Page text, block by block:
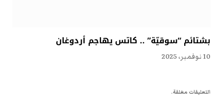
بشتائم “سوقيّة” .. كاتس يهاجم أردوغان
10 نوفمبر، 2025
التعليقات مغلقة.